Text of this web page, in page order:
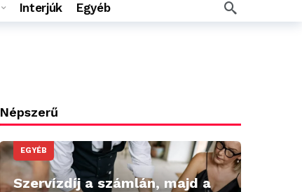
Interjúk Egyéb
Népszerű
EGYÉB
Szervízdíj a számlán, majd a